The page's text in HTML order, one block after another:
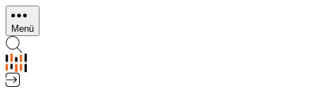
Direkt
zum
Inhalt
Menü